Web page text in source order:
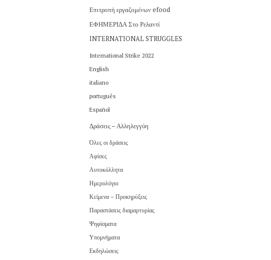
Επιτροπή εργαζομένων efood
ΕΦΗΜΕΡΙΔΑ Στο Ρελαντί
INTERNATIONAL STRUGGLES
International Strike 2022
English
italiano
português
Español
Δράσεις – Αλληλεγγύη
Όλες οι δράσεις
Αφίσες
Αυτοκόλλητα
Ημερολόγιο
Κείμενα – Προκηρύξεις
Παραστάσεις διαμαρτυρίας
Ψηφίσματα
Υπομνήματα
Εκδηλώσεις